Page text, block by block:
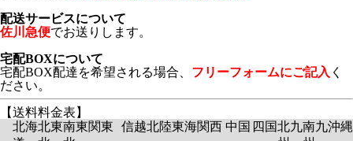
配送サービスについて
佐川急便でお送りします。
宅配BOXについて
宅配BOX配達を希望される場合、 フリーフォームにご記入 く
ださい。
【送料料金表】
北海北東南東関東 信越北陸東海関西 中国 四国北九南九沖縄